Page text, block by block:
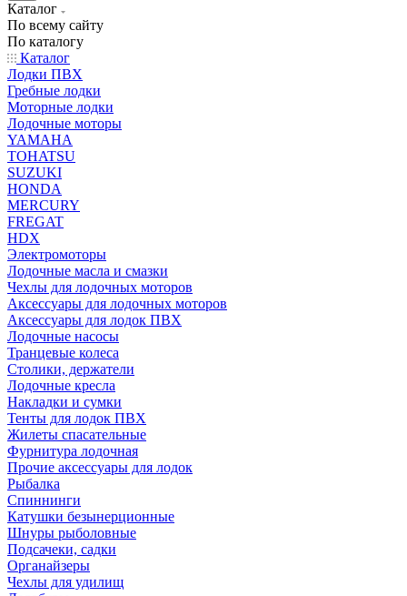
Каталог
По всему сайту
По каталогу
Каталог
Лодки ПВХ
Гребные лодки
Моторные лодки
Лодочные моторы
YAMAHA
TOHATSU
SUZUKI
HONDA
MERCURY
FREGAT
HDX
Электромоторы
Лодочные масла и смазки
Чехлы для лодочных моторов
Аксессуары для лодочных моторов
Аксессуары для лодок ПВХ
Лодочные насосы
Транцевые колеса
Столики, держатели
Лодочные кресла
Накладки и сумки
Тенты для лодок ПВХ
Жилеты спасательные
Фурнитура лодочная
Прочие аксессуары для лодок
Рыбалка
Спиннинги
Катушки безынерционные
Шнуры рыболовные
Подсачеки, садки
Органайзеры
Чехлы для удилищ